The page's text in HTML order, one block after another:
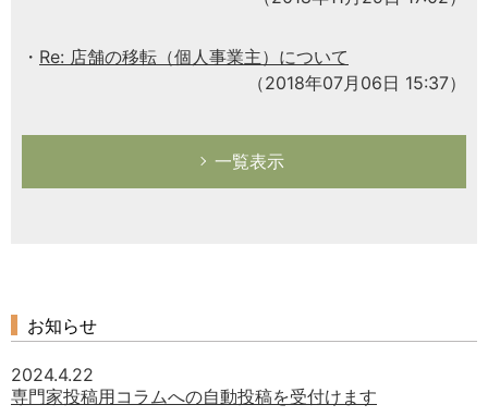
Re: 店舗の移転（個人事業主）について
（2018年07月06日 15:37）
一覧表示
お知らせ
2024.4.22
専門家投稿用コラムへの自動投稿を受付けます